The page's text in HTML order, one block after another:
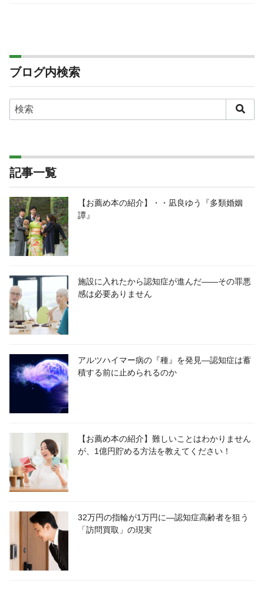
ブログ内検索
記事一覧
【お薦め本の紹介】・・凪良ゆう『多類婚姻
譚』
施設に入れたから認知症が進んだ――その罪悪
感は必要ありません
アルツハイマー病の『種』を発見―認知症は蓄
積する前に止められるのか
【お薦め本の紹介】難しいことはわかりません
が、1億円貯める方法を教えてください！
32万円の指輪が1万円に―認知症高齢者を狙う
「訪問買取」の現実